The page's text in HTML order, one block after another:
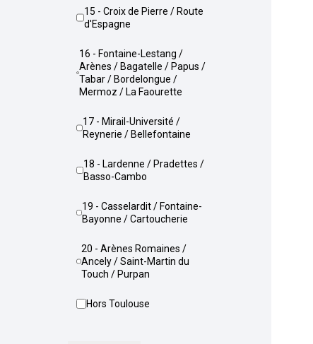
15 - Croix de Pierre / Route
d'Espagne
16 - Fontaine-Lestang /
Arènes / Bagatelle / Papus /
Tabar / Bordelongue /
Mermoz / La Faourette
17 - Mirail-Université /
Reynerie / Bellefontaine
18 - Lardenne / Pradettes /
Basso-Cambo
19 - Casselardit / Fontaine-
Bayonne / Cartoucherie
20 - Arènes Romaines /
Ancely / Saint-Martin du
Touch / Purpan
Hors Toulouse